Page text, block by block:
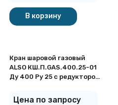
В корзину
Кран шаровой газовый
ALSO КШ.П.GAS.400.25-01
Ду 400 Ру 25 с редуктором
приварку
Цена по запросу